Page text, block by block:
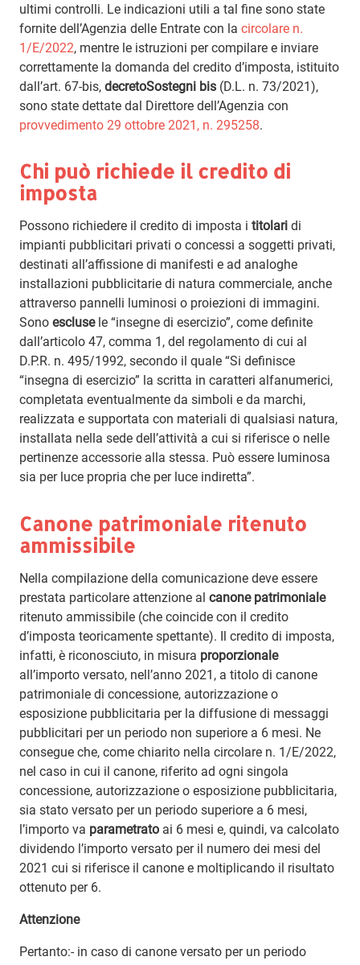
ultimi controlli. Le indicazioni utili a tal fine sono state
fornite dell’Agenzia delle Entrate con la circolare n.
1/E/2022, mentre le istruzioni per compilare e inviare
correttamente la domanda del credito d’imposta, istituito
dall’art. 67-bis, decretoSostegni bis (D.L. n. 73/2021),
sono state dettate dal Direttore dell’Agenzia con
provvedimento 29 ottobre 2021, n. 295258.
Chi può richiede il credito di
imposta
Possono richiedere il credito di imposta i titolari di
impianti pubblicitari privati o concessi a soggetti privati,
destinati all’affissione di manifesti e ad analoghe
installazioni pubblicitarie di natura commerciale, anche
attraverso pannelli luminosi o proiezioni di immagini.
Sono esclusele “insegne di esercizio”, come definite
dall’articolo 47, comma 1, del regolamento di cui al
D.P.R. n. 495/1992, secondo il quale “Si definisce
“insegna di esercizio” la scritta in caratteri alfanumerici,
completata eventualmente da simboli e da marchi,
realizzata e supportata con materiali di qualsiasi natura,
installata nella sede dell’attività a cui si riferisce o nelle
pertinenze accessorie alla stessa. Può essere luminosa
sia per luce propria che per luce indiretta”.
Canone patrimoniale ritenuto
ammissibile
Nella compilazione della comunicazione deve essere
prestata particolare attenzione al canone patrimoniale
ritenuto ammissibile (che coincide con il credito
d’imposta teoricamente spettante). Il credito di imposta,
infatti, è riconosciuto, in misura proporzionale
all’importo versato, nell’anno 2021, a titolo di canone
patrimoniale di concessione, autorizzazione o
esposizione pubblicitaria per la diffusione di messaggi
pubblicitari per un periodo non superiore a 6 mesi. Ne
consegue che, come chiarito nella circolare n. 1/E/2022,
nel caso in cui il canone, riferito ad ogni singola
concessione, autorizzazione o esposizione pubblicitaria,
sia stato versato per un periodo superiore a 6 mesi,
l’importo va parametrato ai 6 mesi e, quindi, va calcolato
dividendo l’importo versato per il numero dei mesi del
2021 cui si riferisce il canone e moltiplicando il risultato
ottenuto per 6.
Attenzione
Pertanto:- in caso di canone versato per un periodo